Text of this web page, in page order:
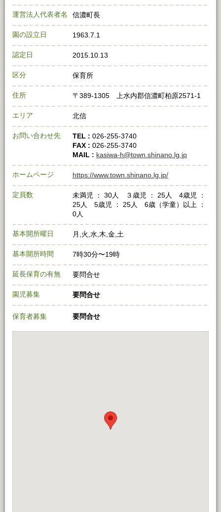
運営法人代表者名 信濃町長
園の設立日 1963.7.1
認定日 2015.10.13
区分 保育所
住所 〒389-1305 上水内郡信濃町柏原2571-1
エリア 北信
お問い合わせ先 TEL : 026-255-3740
FAX : 026-255-3740
MAIL : kasiwa-h@town.shinano.lg.jp
ホームページ https://www.town.shinano.lg.jp/
定員数
未満児 ： 30人 ３歳児 ： 25人 4歳児 ：
25人 5歳児 ： 25人 6歳（学童）以上 ：
0人
基本開所曜日 月,火,水,木,金,土
基本開所時間 7時30分〜19時
延長保育の有無 要問合せ
園児募集 要問合せ
保育者募集 要問合せ